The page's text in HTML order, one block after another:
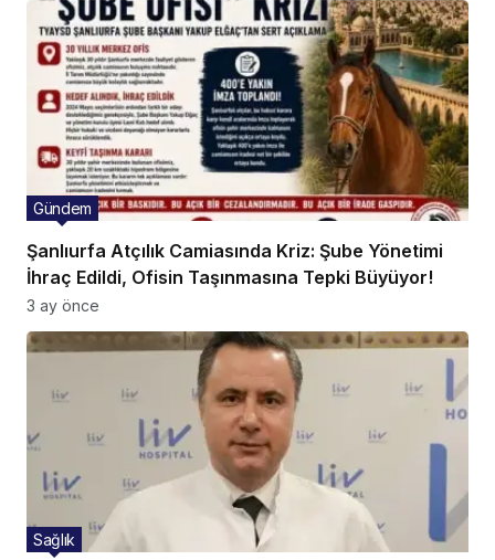
Şanlıurfa Atçılık Camiasında Kriz: Şube Yönetimi
İhraç Edildi, Ofisin Taşınmasına Tepki Büyüyor!
Gündem
3 ay önce
Sağlık